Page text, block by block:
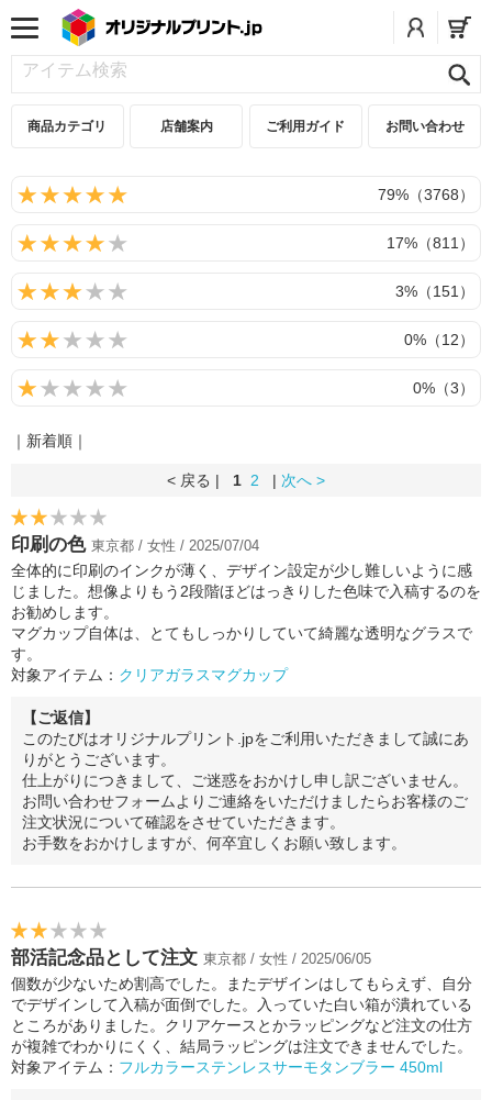
商品カテゴリ 店舗案内 ご利用ガイド お問い合わせ
79%（3768）
17%（811）
3%（151）
0%（12）
0%（3）
｜新着順｜
< 戻る | 1 2 | 次へ >
印刷の色 東京都 / 女性 / 2025/07/04
全体的に印刷のインクが薄く、デザイン設定が少し難しいように感
じました。想像よりもう2段階ほどはっきりした色味で入稿するのを
お勧めします。
マグカップ自体は、とてもしっかりしていて綺麗な透明なグラスで
す。
対象アイテム： クリアガラスマグカップ
【ご返信】
このたびはオリジナルプリント.jpをご利用いただきまして誠にあ
りがとうございます。
仕上がりにつきまして、ご迷惑をおかけし申し訳ございません。
お問い合わせフォームよりご連絡をいただけましたらお客様のご
注文状況について確認をさせていただきます。
お手数をおかけしますが、何卒宜しくお願い致します。
部活記念品として注文 東京都 / 女性 / 2025/06/05
個数が少ないため割高でした。またデザインはしてもらえず、自分
でデザインして入稿が面倒でした。入っていた白い箱が潰れている
ところがありました。クリアケースとかラッピングなど注文の仕方
が複雑でわかりにくく、結局ラッピングは注文できませんでした。
対象アイテム： フルカラーステンレスサーモタンブラー 450ml